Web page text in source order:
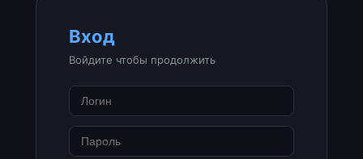
Вход
Войдите чтобы продолжить